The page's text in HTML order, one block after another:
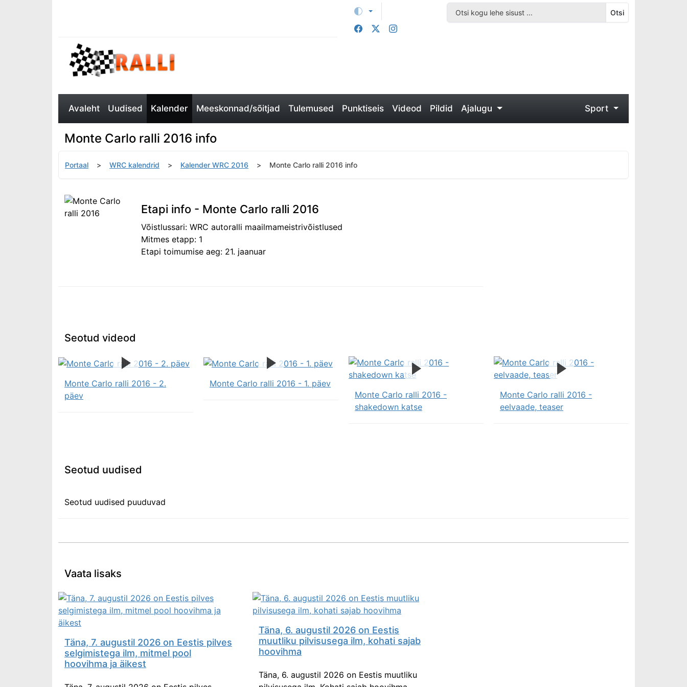
Otsi
Avaleht Uudised Kalender Meeskonnad/sõitjad Tulemused Punktiseis Videod Pildid Ajalugu Sport
Monte Carlo ralli 2016 info
Portaal WRC kalendrid Kalender WRC 2016 Monte Carlo ralli 2016 info
Etapi info - Monte Carlo ralli 2016
Võistlussari: WRC autoralli maailmameistrivõistlused
Mitmes etapp: 1
Etapi toimumise aeg: 21. jaanuar
Seotud videod
Monte Carlo ralli 2016 - 2.
päev
Monte Carlo ralli 2016 - 1. päev
Monte Carlo ralli 2016 -
shakedown katse
Monte Carlo ralli 2016 -
eelvaade, teaser
Seotud uudised
Seotud uudised puuduvad
Vaata lisaks
Täna, 7. augustil 2026 on Eestis pilves
selgimistega ilm, mitmel pool
hoovihma ja äikest
Täna, 6. augustil 2026 on Eestis
muutliku pilvisusega ilm, kohati sajab
hoovihma
Täna, 6. augustil 2026 on Eestis muutliku